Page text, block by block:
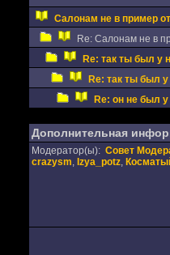
Салонам не в пример
Re: Салонам не в
Re: так ты был у
Re: так ты был у
Re: он не был у
Дополнительная
Модератор(ы): Совет
crazysm, Izya_potz,